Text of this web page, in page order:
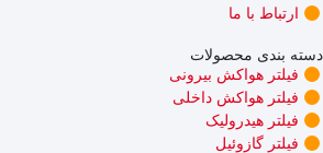
ارتباط با ما
دسته بندی محصولات
فیلتر هواکش بیرونی
فیلتر هواکش داخلی
فیلتر هیدرولیک
فیلتر گازوئیل